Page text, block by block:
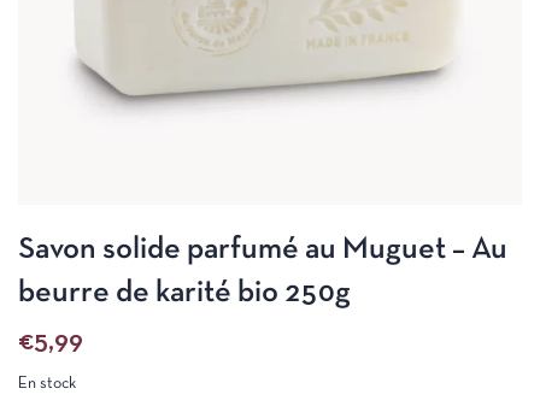
Savon solide parfumé au Muguet – Au
beurre de karité bio 250g
€5,99
En stock